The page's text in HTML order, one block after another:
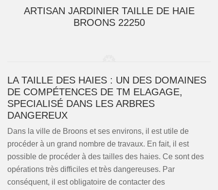
ARTISAN JARDINIER TAILLE DE HAIE
BROONS 22250
LA TAILLE DES HAIES : UN DES DOMAINES
DE COMPÉTENCES DE TM ELAGAGE,
SPECIALISÉ DANS LES ARBRES
DANGEREUX
Dans la ville de Broons et ses environs, il est utile de
procéder à un grand nombre de travaux. En fait, il est
possible de procéder à des tailles des haies. Ce sont des
opérations très difficiles et très dangereuses. Par
conséquent, il est obligatoire de contacter des